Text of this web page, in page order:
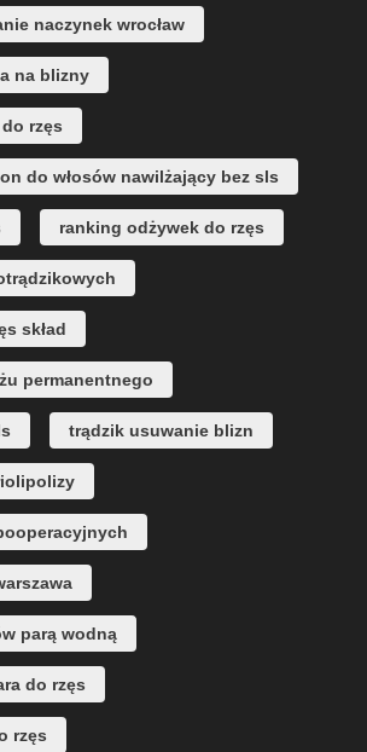
naczynek wrocław
na blizny
rzęs
do włosów nawilżający bez sls
ranking odżywek do rzęs
skład
permanentnego
trądzik usuwanie blizn
parą wodną
do rzęs
rzęs